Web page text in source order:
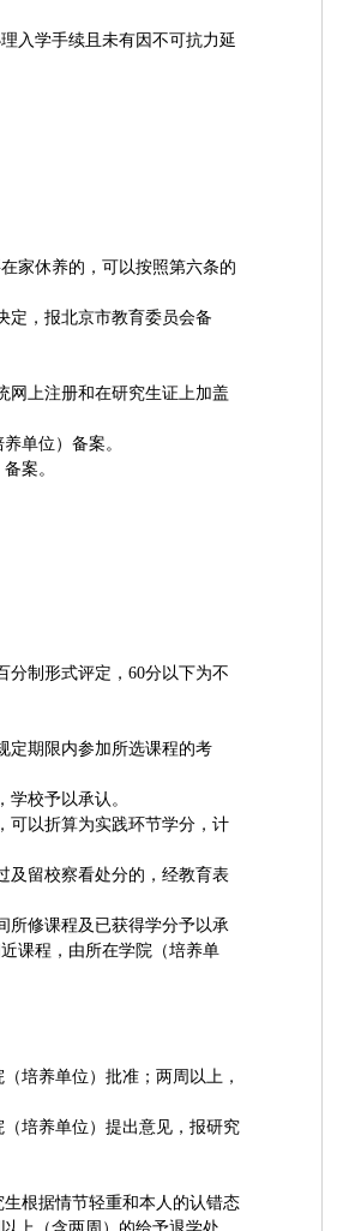
入学手续且未有因不可抗力延
家休养的，可以按照第六条的
定，报北京市教育委员会备
网上注册和在研究生证上加盖
单位）备案。
案。
制形式评定， 60分以下为不
定期限内参加所选课程的考
校予以承认。
可以折算为实践环节学分，计
及留校察看处分的，经教育表
所修课程及已获得学分予以承
课程，由所在学院（培养单
培养单位）批准；两周以上，
培养单位）提出意见，报研究
根据情节轻重和本人的认错态